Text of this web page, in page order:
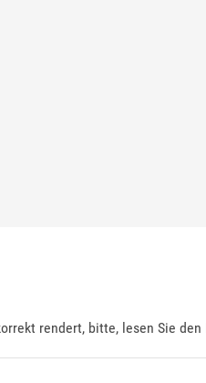
rendert, bitte, lesen Sie